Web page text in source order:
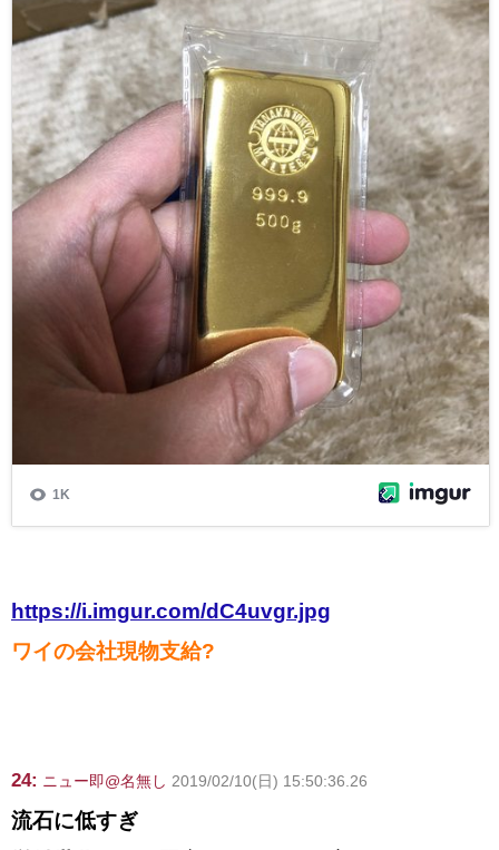
https://i.imgur.com/dC4uvgr.jpg
ワイの会社現物支給?
24: ニュー即@名無し 2019/02/10(日) 15:50:36.26
流石に低すぎ